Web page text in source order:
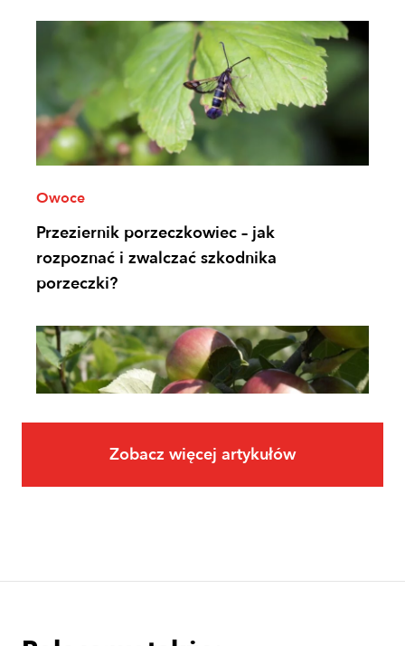
Owoce
Przeziernik porzeczkowiec – jak
rozpoznać i zwalczać szkodnika
porzeczki?
Zobacz więcej artykułów